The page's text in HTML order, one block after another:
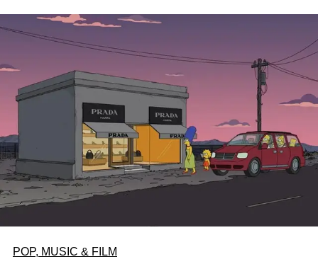
POP, MUSIC & FILM